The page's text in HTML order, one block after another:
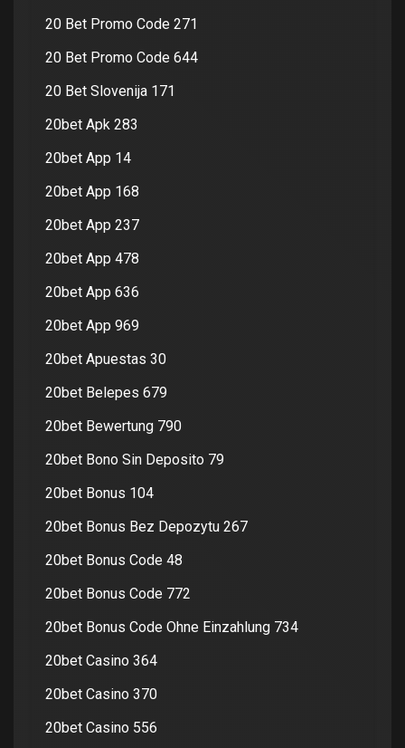
20 Bet Promo Code 271
20 Bet Promo Code 644
20 Bet Slovenija 171
20bet Apk 283
20bet App 14
20bet App 168
20bet App 237
20bet App 478
20bet App 636
20bet App 969
20bet Apuestas 30
20bet Belepes 679
20bet Bewertung 790
20bet Bono Sin Deposito 79
20bet Bonus 104
20bet Bonus Bez Depozytu 267
20bet Bonus Code 48
20bet Bonus Code 772
20bet Bonus Code Ohne Einzahlung 734
20bet Casino 364
20bet Casino 370
20bet Casino 556